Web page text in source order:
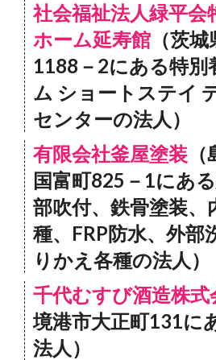
社会福祉法人緑平会
ホーム延寿館 （茨
1188－2にある特別
ム ショートステイ
センターの法人）
有限会社釜屋塗装
国富町825－1にあ
部吹付、鉄骨塗装、
種、FRP防水、外部
りかえ各種の法人）
千代むすび酒造株式
境港市大正町131に
法人）